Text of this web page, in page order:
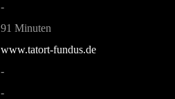
-
91 Minuten
www.tatort-fundus.de
-
-